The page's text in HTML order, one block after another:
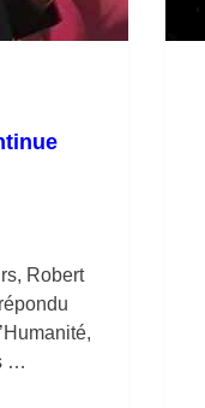
Robert
…